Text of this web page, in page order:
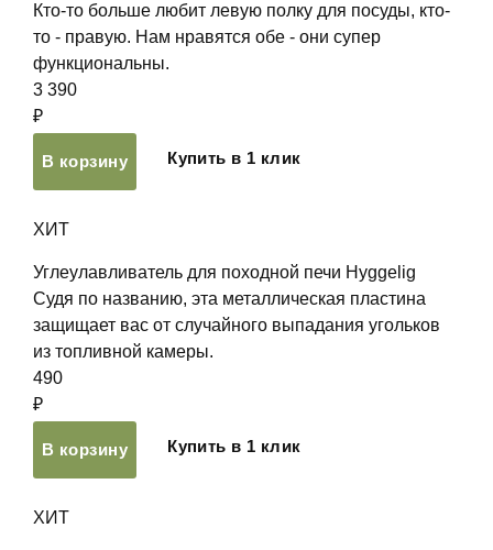
Кто-то больше любит левую полку для посуды, кто-
то - правую. Нам нравятся обе - они супер
функциональны.
3 390
₽
В корзину Купить в 1 клик
ХИТ
Углеулавливатель для походной печи Hyggelig
Судя по названию, эта металлическая пластина
защищает вас от случайного выпадания угольков
из топливной камеры.
490
₽
В корзину Купить в 1 клик
ХИТ